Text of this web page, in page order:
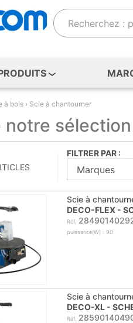
Recherche
à bois Scie à chantourner
notre sélection
FILTRER PAR :
Scie à
DECO-FLEX -
Réf.
puissance(W) : 90
Scie à
DECO-XL -
Réf.